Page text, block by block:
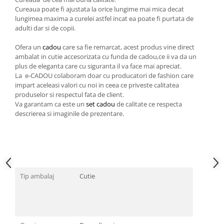
Cadouri pentru Doctori
Cadouri pentru Sfânta Maria
Martisoare
Cureaua poate fi ajustata la orice lungime mai mica decat
lungimea maxima a curelei astfel incat ea poate fi purtata de
adulti dar si de copii.
Ofera un cadou care sa fie remarcat, acest produs vine direct
ambalat in cutie accesorizata cu funda de cadou,ce ii va da un
plus de eleganta care cu siguranta il va face mai apreciat.
La e-CADOU colaboram doar cu producatori de fashion care
impart aceleasi valori cu noi in ceea ce priveste calitatea
produselor si respectul fata de client.
Va garantam ca este un set cadou de calitate ce respecta
descrierea si imaginile de prezentare.
Tip ambalaj Cutie